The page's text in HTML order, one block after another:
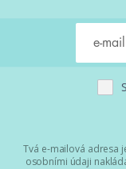
Tvá e-mailová adresa
osobními údaji